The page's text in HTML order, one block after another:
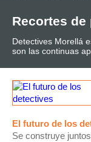
Recortes de
Detectives Morellá
son las continuas
El futuro de los
Se construye juntos